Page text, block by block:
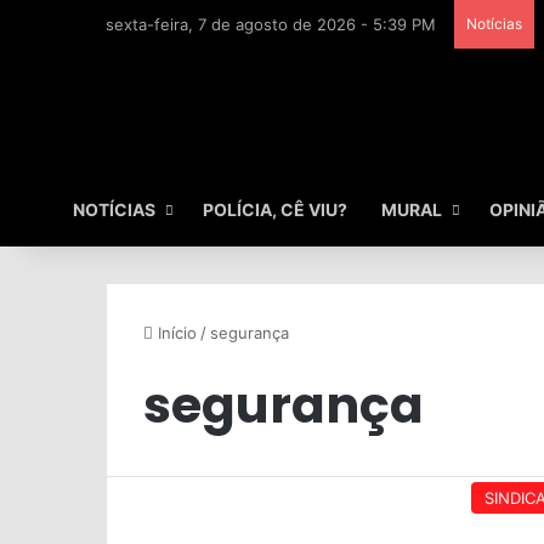
sexta-feira, 7 de agosto de 2026 - 5:39 PM Notícias
NOTÍCIAS POLÍCIA, CÊ VIU? MURAL
Início / segurança
segurança